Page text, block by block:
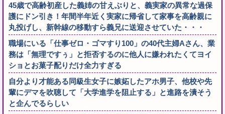
45歳で高齢初産した義姉の甘えぶりと、義実家の異常な過保
護にドン引き！年間半年近く実家に帰省して家事を高齢親に
丸投げし、新幹線の移動すら義兄に送迎させていた・・・
職場にいる「仕事ゼロ・ゴマすり100」の40代主婦Aさん、業
務は「無理ですぅ」と拒否するのに他人に嫌われたくてヨイ
ショとお菓子配りだけ全力すぎる
自分より才能ある同級生女子に嫉妬したアホ男子、他校や先
輩にデマを吹聴して「大学進学を阻止する」と進路を潰そう
と企んでるらしい